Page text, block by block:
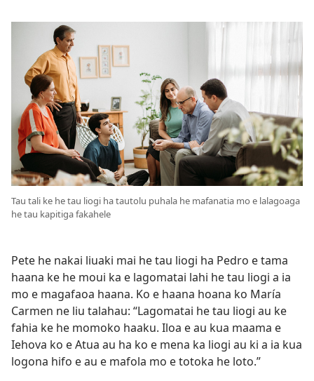
Tau tali ke he tau liogi ha tautolu puhala he mafanatia mo e lalagoaga
he tau kapitiga fakahele
Pete he nakai liuaki mai he tau liogi ha Pedro e tama
haana ke he moui ka e lagomatai lahi he tau liogi a ia
mo e magafaoa haana. Ko e haana hoana ko María
Carmen ne liu talahau: “Lagomatai he tau liogi au ke
fahia ke he momoko haaku. Iloa e au kua maama e
Iehova ko e Atua au ha ko e mena ka liogi au ki a ia kua
logona hifo e au e mafola mo e totoka he loto.”